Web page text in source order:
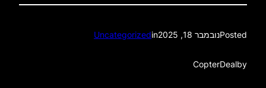
Postedנובמבר 18, 2025 in
Uncategorized
by
CopterDeal